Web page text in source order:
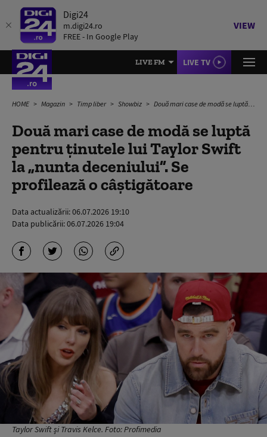
Digi24
m.digi24.ro
FREE - In Google Play
VIEW
LIVE FM LIVE TV
HOME Magazin Timp liber Showbiz Două mari case de modă se luptă pentru ținutele lui Taylor Swift la „nunta deceniului”. Se profilează o câștigătoare
Două mari case de modă se luptă
pentru ținutele lui Taylor Swift
la „nunta deceniului”. Se
profilează o câștigătoare
Data actualizării:06.07.2026 19:10
Data publicării:06.07.2026 19:04
Taylor Swift și Travis Kelce. Foto: Profimedia